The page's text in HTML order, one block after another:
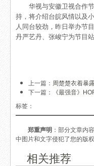
华视与安徽卫视合作节
持，将介绍台皖风情以及
人同台较劲，昨日举办节
丹严艺丹、张峻宁为节目站
上一篇： 周楚楚衣着暴
下一篇：
《最强音》
标签：
郑重声明 ：部分文章内
中图片和文字侵犯了您的版
相关推荐